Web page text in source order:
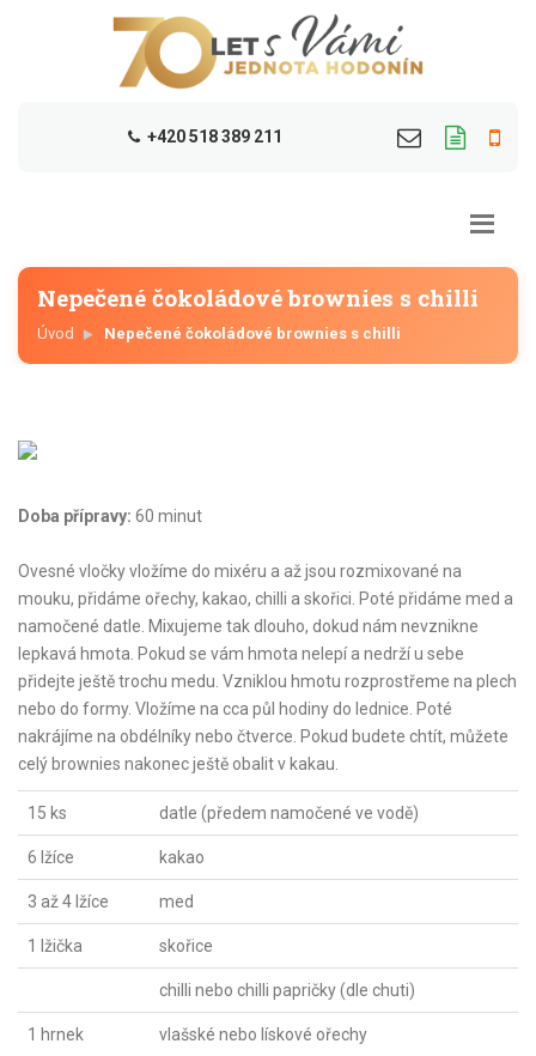
+420 518 389 211
Nepečené čokoládové brownies s chilli
Úvod Nepečené čokoládové brownies s chilli
Doba přípravy: 60 minut
Ovesné vločky vložíme do mixéru a až jsou rozmixované na
mouku, přidáme ořechy, kakao, chilli a skořici. Poté přidáme med a
namočené datle. Mixujeme tak dlouho, dokud nám nevznikne
lepkavá hmota. Pokud se vám hmota nelepí a nedrží u sebe
přidejte ještě trochu medu. Vzniklou hmotu rozprostřeme na plech
nebo do formy. Vložíme na cca půl hodiny do lednice. Poté
nakrájíme na obdélníky nebo čtverce. Pokud budete chtít, můžete
celý brownies nakonec ještě obalit v kakau.
15 ks datle (předem namočené ve vodě)
6 lžíce kakao
3 až 4 lžíce med
1 lžička skořice
chilli nebo chilli papričky (dle chuti)
1 hrnek vlašské nebo lískové ořechy